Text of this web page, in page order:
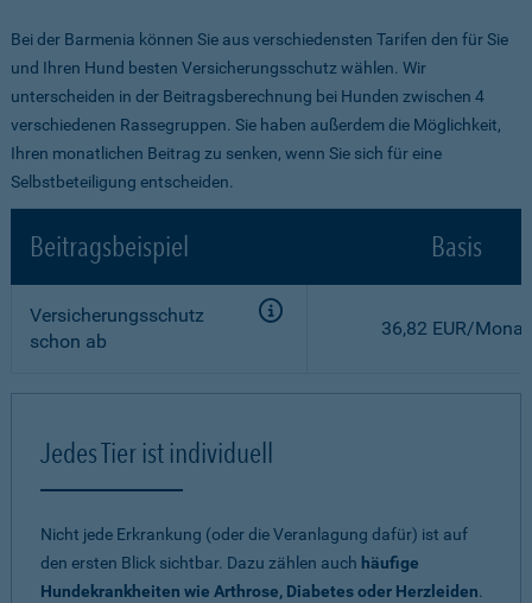
Bei der Barmenia können Sie aus verschiedensten Tarifen den für Sie
und Ihren Hund besten Versicherungsschutz wählen. Wir
unterscheiden in der Beitragsberechnung bei Hunden zwischen 4
verschiedenen Rassegruppen. Sie haben außerdem die Möglichkeit,
Ihren monatlichen Beitrag zu senken, wenn Sie sich für eine
Selbstbeteiligung entscheiden.
Beitragsbeispiel Basis
Versicherungsschutz
schon ab
36,82 EUR/Monat
Jedes Tier ist individuell
Nicht jede Erkrankung (oder die Veranlagung dafür) ist auf
den ersten Blick sichtbar. Dazu zählen auch häufige
Hundekrankheiten wie Arthrose, Diabetes oder Herzleiden.